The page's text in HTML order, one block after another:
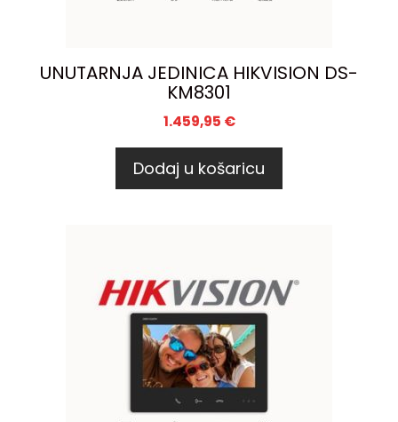
UNUTARNJA JEDINICA HIKVISION DS-
KM8301
1.459,95 €
Dodaj u košaricu